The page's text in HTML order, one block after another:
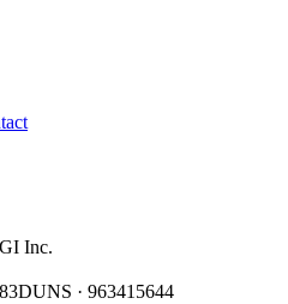
Inc.
DUNS · 963415644